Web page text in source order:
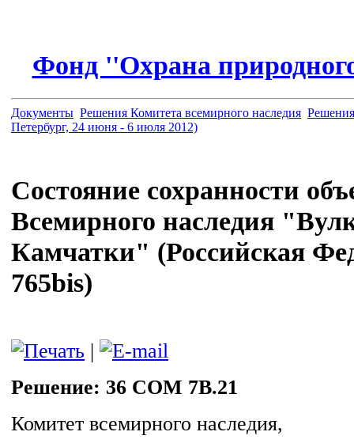
Фонд ''Охрана
Документы Решения Комитета всемирного наследия
Петербург, 24 июня - 6 июля 2012)
Состояние сохранности
Всемирного наследия
Камчатки" (Российская
765bis)
|
Решение: 36 COM 7B.21
Комитет всемирного наследия,